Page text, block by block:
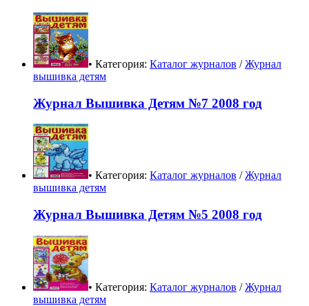
• Категория: Каталог журналов /Журнал
вышивка детям
Журнал Вышивка Детям №7 2008 год
• Категория: Каталог журналов /Журнал
вышивка детям
Журнал Вышивка Детям №5 2008 год
• Категория: Каталог журналов /Журнал
вышивка детям